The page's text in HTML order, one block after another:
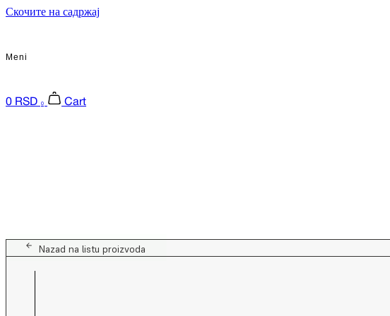
Скочите на садржај
Meni
0 RSD 0 Cart
Nazad na listu proizvoda